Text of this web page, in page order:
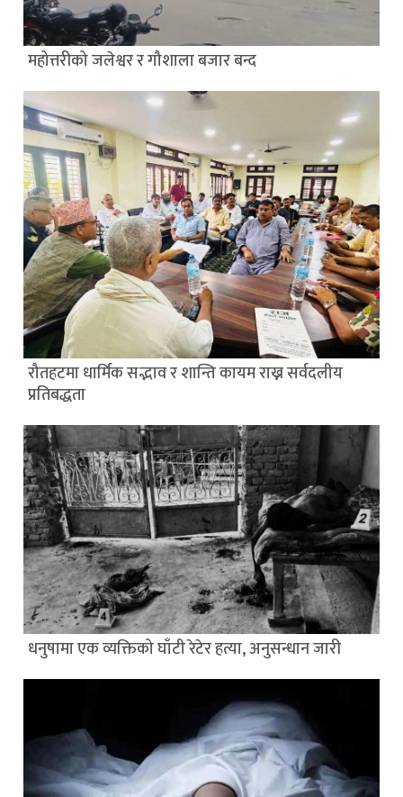
महोत्तरीको जलेश्वर र गौशाला बजार बन्द
रौतहटमा धार्मिक सद्भाव र शान्ति कायम राख्न सर्वदलीय
प्रतिबद्धता
धनुषामा एक व्यक्तिको घाँटी रेटेर हत्या, अनुसन्धान जारी